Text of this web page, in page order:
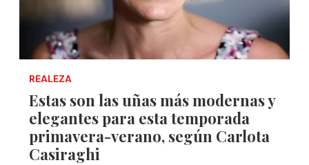
REALEZA
Estas son las uñas más modernas y
elegantes para esta temporada
primavera-verano, según Carlota
Casiraghi